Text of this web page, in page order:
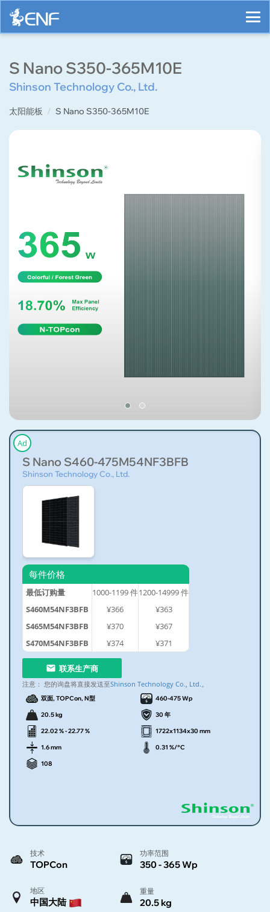
S Nano S350-365M10E
Shinson Technology Co., Ltd.
太阳能板 S Nano S350-365M10E
Ad
S Nano S460-475M54NF3BFB
Shinson Technology Co., Ltd.
每件价格
最低订购量 1000-1199件1200-14999件
S460M54NF3BFB
¥366
¥363
S465M54NF3BFB
¥370
¥367
S470M54NF3BFB
¥374 ¥371
联系生产商
注意： 您的询盘将直接发送至Shinson Technology Co., Ltd.。
双面, TOPCon, N型 460-475 Wp
20.5 kg 30 年
22.02 % - 22.77 % 1722x1134x30 mm
1.6 mm 0.31 %/°C
108
技术
TOPCon
功率范围
350 - 365 Wp
地区
中国大陆
重量
20.5 kg